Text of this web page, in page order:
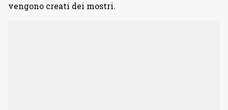
vengono creati dei mostri.